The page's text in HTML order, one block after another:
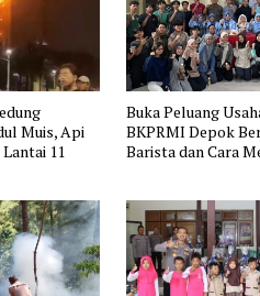
Muis, Api
11
Buka Peluang
BKPRMI Depok
Barista dan Cara